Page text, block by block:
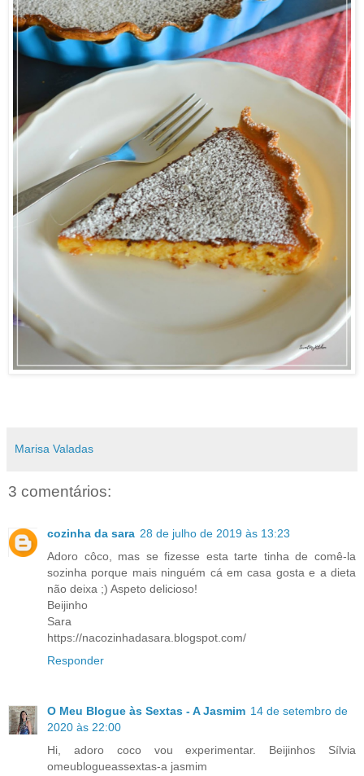
Marisa Valadas
3 comentários:
cozinha da sara 28 de julho de 2019 às 13:23
Adoro côco, mas se fizesse esta tarte tinha de comê-la
sozinha porque mais ninguém cá em casa gosta e a dieta
não deixa ;) Aspeto delicioso!
Beijinho
Sara
https://nacozinhadasara.blogspot.com/
Responder
O Meu Blogue às Sextas - A Jasmim 14 de setembro de
2020 às 22:00
Hi, adoro coco vou experimentar. Beijinhos Sílvia
omeublogueassextas-a jasmim